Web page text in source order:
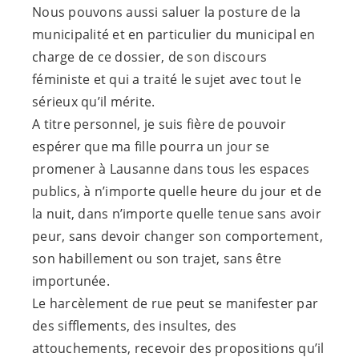
Nous pouvons aussi saluer la posture de la
municipalité et en particulier du municipal en
charge de ce dossier, de son discours
féministe et qui a traité le sujet avec tout le
sérieux qu’il mérite.
A titre personnel, je suis fière de pouvoir
espérer que ma fille pourra un jour se
promener à Lausanne dans tous les espaces
publics, à n’importe quelle heure du jour et de
la nuit, dans n’importe quelle tenue sans avoir
peur, sans devoir changer son comportement,
son habillement ou son trajet, sans être
importunée.
Le harcèlement de rue peut se manifester par
des sifflements, des insultes, des
attouchements, recevoir des propositions qu’il